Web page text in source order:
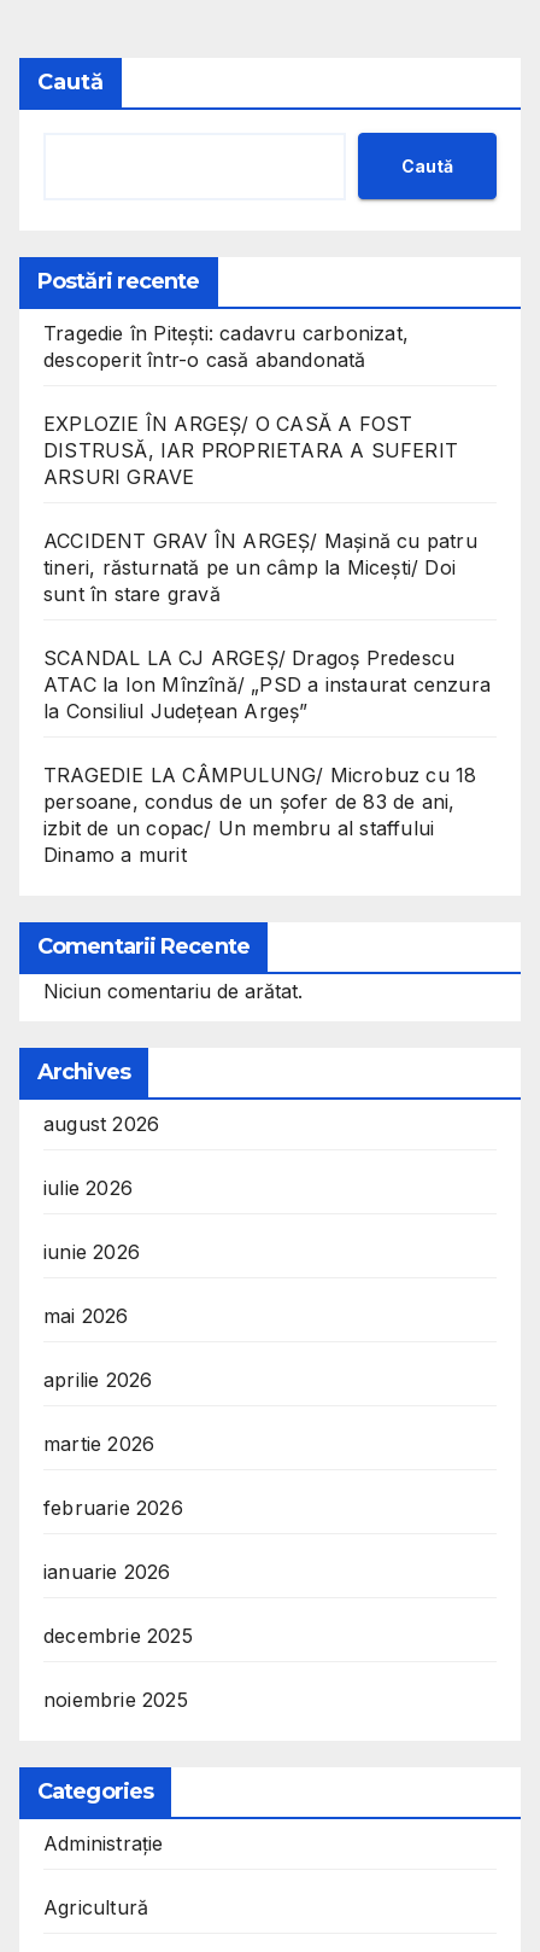
Caută
Caută
Postări recente
Tragedie în Pitești: cadavru carbonizat,
descoperit într-o casă abandonată
EXPLOZIE ÎN ARGEȘ/ O CASĂ A FOST
DISTRUSĂ, IAR PROPRIETARA A SUFERIT
ARSURI GRAVE
ACCIDENT GRAV ÎN ARGEȘ/ Mașină cu patru
tineri, răsturnată pe un câmp la Micești/ Doi
sunt în stare gravă
SCANDAL LA CJ ARGEȘ/ Dragoș Predescu
ATAC la Ion Mînzînă/ „PSD a instaurat cenzura
la Consiliul Județean Argeș”
TRAGEDIE LA CÂMPULUNG/ Microbuz cu 18
persoane, condus de un șofer de 83 de ani,
izbit de un copac/ Un membru al staffului
Dinamo a murit
Comentarii Recente
Niciun comentariu de arătat.
Archives
august 2026
iulie 2026
iunie 2026
mai 2026
aprilie 2026
martie 2026
februarie 2026
ianuarie 2026
decembrie 2025
noiembrie 2025
Categories
Administrație
Agricultură